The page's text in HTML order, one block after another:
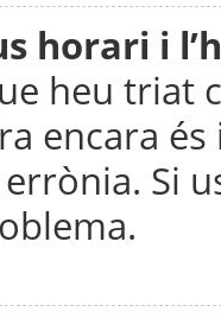
horari i
heu triat
encara
Si